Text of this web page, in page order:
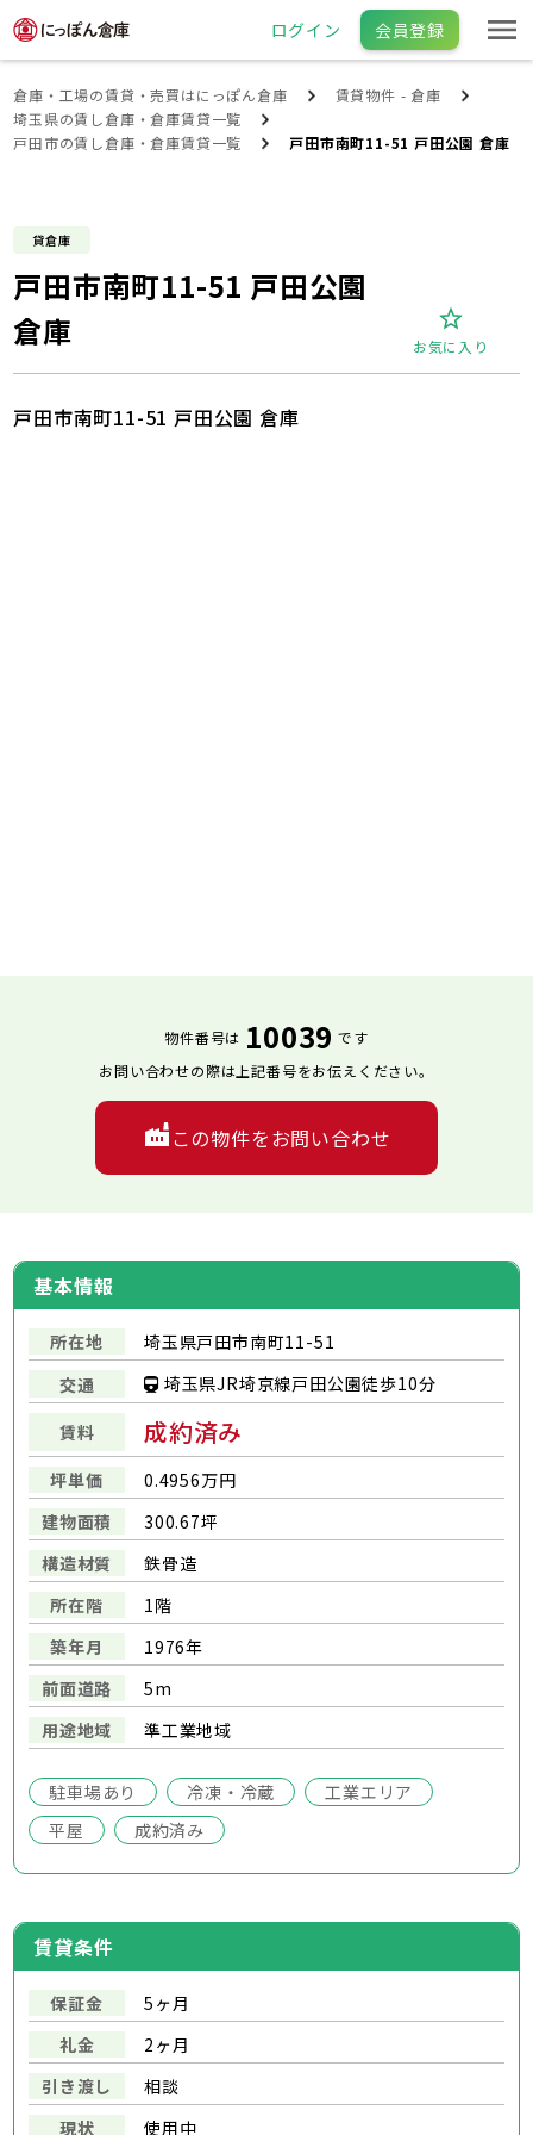
ログイン 会員登録
倉庫・工場の賃貸・売買はにっぽん倉庫
賃貸物件 - 倉庫
埼玉県の賃し倉庫・倉庫賃貸一覧
戸田市の賃し倉庫・倉庫賃貸一覧
戸田市南町11-51 戸田公園 倉庫
貸倉庫
戸田市南町11-51 戸田公園
倉庫
お気に入り
基本情報
所在地
埼玉県戸田市南町11-51
交通
埼玉県JR埼京線戸田公園徒歩10分
賃料 成約済み
坪単価
0.4956万円
建物面積
300.67坪
構造材質
鉄骨造
所在階
1階
築年月
1976年
前面道路
5m
用途地域
準工業地域
駐車場あり 冷凍・冷蔵
工業エリア
平屋
成約済み
戸田市南町11-51 戸田公園 倉庫
物件番号は 10039 です
お問い合わせの際は上記番号をお伝えください。
この物件をお問い合わせ
賃貸条件
保証金
5ヶ月
礼金
2ヶ月
引き渡し
相談
現状
使用中